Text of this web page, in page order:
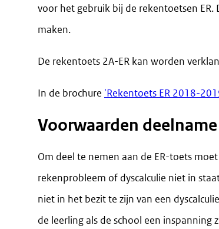
voor het gebruik bij de rekentoetsen
maken.
De rekentoets 2A-ER kan worden
In de brochure 'Rekentoets ER 2018-
Voorwaarden
Om deel te nemen aan de ER-toets
rekenprobleem of dyscalculie niet in
niet in het bezit te zijn van een
de leerling als de school een inspanning